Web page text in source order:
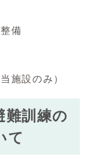
備
施設のみ）
難訓練の
て